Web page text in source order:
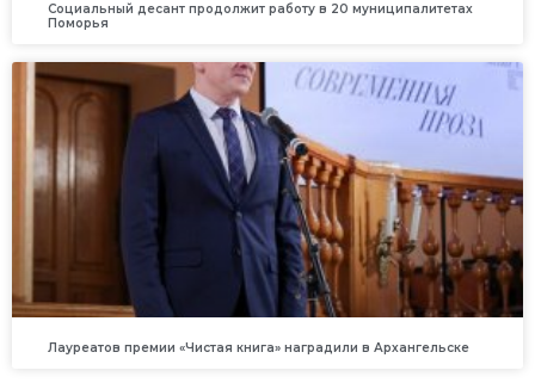
Социальный десант продолжит работу в 20 муниципалитетах
Поморья
Лауреатов премии «Чистая книга» наградили в Архангельске